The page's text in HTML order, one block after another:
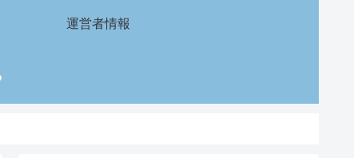
運営者情報